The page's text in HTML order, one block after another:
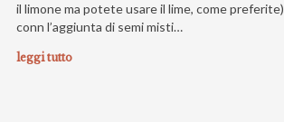
il limone ma potete usare il lime, come preferite)
conn l’aggiunta di semi misti…
leggi tutto